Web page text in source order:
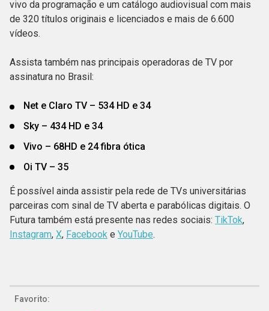
vivo da programação e um catálogo audiovisual com mais
de 320 títulos originais e licenciados e mais de 6.600
vídeos.
Assista também nas principais operadoras de TV por
assinatura no Brasil:
Net e Claro TV – 534 HD e 34
Sky – 434 HD e 34
Vivo – 68HD e 24 fibra ótica
Oi TV – 35
É possível ainda assistir pela rede de TVs universitárias
parceiras com sinal de TV aberta e parabólicas digitais. O
Futura também está presente nas redes sociais: TikTok,
Instagram, X, Facebook e YouTube.
Favorito: